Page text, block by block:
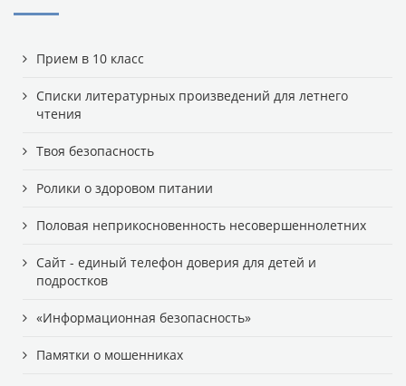
Прием в 10 класс
Списки литературных произведений для летнего
чтения
Твоя безопасность
Ролики о здоровом питании
Половая неприкосновенность несовершеннолетних
Сайт - единый телефон доверия для детей и
подростков
«Информационная безопасность»
Памятки о мошенниках